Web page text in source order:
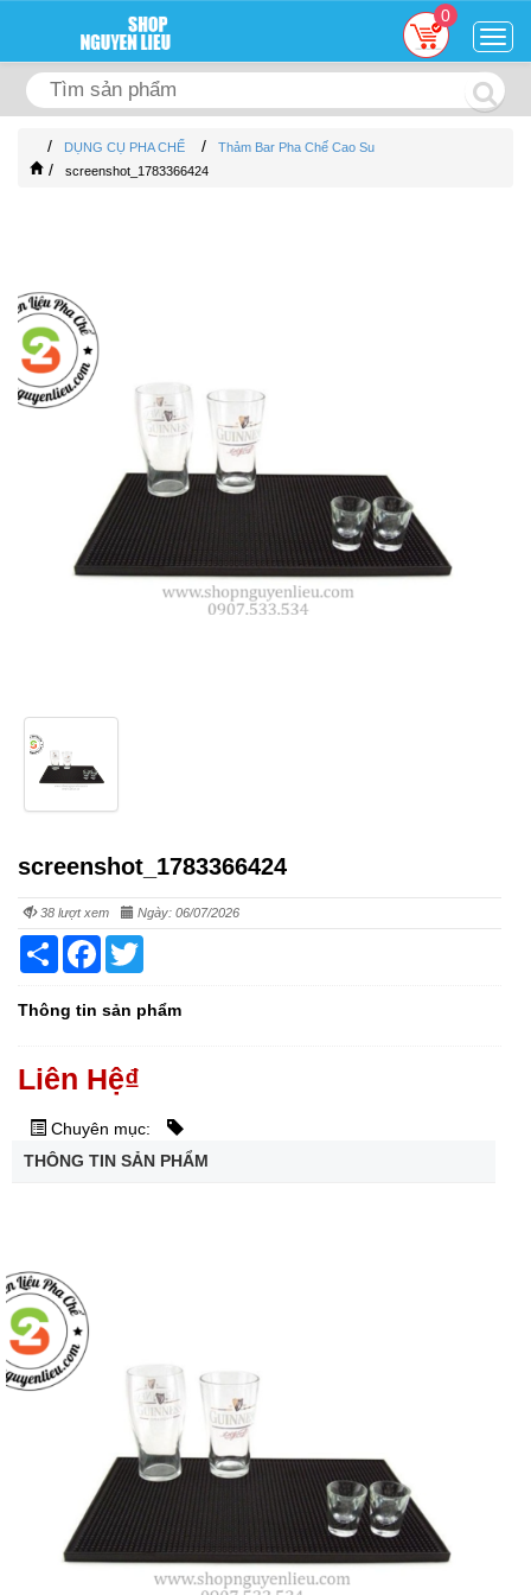
0
/ DỤNG CỤ PHA CHẾ / Thảm Bar Pha Chế Cao Su
/ screenshot_1783366424
screenshot_1783366424
38 lượt xem Ngày: 06/07/2026
Share Facebook
Thông tin sản phẩm
Liên Hệ₫
Chuyên mục:
THÔNG TIN SẢN PHẨM